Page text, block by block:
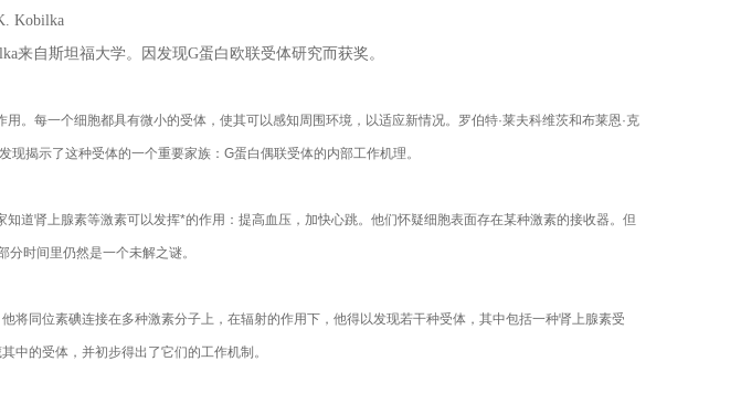
Kobilka
来自斯坦福大学。因发现G蛋白欧联受体研究而获奖。
。每一个细胞都具有微小的受体，使其可以感知周围环境，以适应新情况。罗伯特·莱夫科维茨和布莱恩·克
揭示了这种受体的一个重要家族：G蛋白偶联受体的内部工作机理。
道肾上腺素等激素可以发挥*的作用：提高血压，加快心跳。他们怀疑细胞表面存在某种激素的接收器。但
时间里仍然是一个未解之谜。
将同位素碘连接在多种激素分子上，在辐射的作用下，他得以发现若干种受体，其中包括一种肾上腺素受
中的受体，并初步得出了它们的工作机制。